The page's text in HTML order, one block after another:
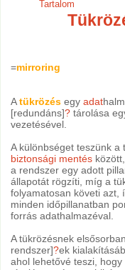
Tartalom
=mirroring
Atükrözésegyadat
[redundáns]? tárolása
vezetésével.
A különbséget teszünk a
biztonsági mentés
a rendszer egy adott
állapotát rögzíti, míg a
folyamatosan követi azt,
minden időpillanatban
forrás adathalmazéval.
A tükrözésnek
rendszer]?ek
ahol lehetővé teszi,